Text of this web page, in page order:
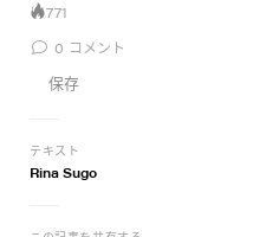
771
0 コメント
保存
テキスト
Rina Sugo